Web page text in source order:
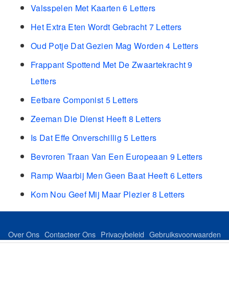
Valsspelen Met Kaarten 6 Letters
Het Extra Eten Wordt Gebracht 7 Letters
Oud Potje Dat Gezien Mag Worden 4 Letters
Frappant Spottend Met De Zwaartekracht 9
Letters
Eetbare Componist 5 Letters
Zeeman Die Dienst Heeft 8 Letters
Is Dat Effe Onverschillig 5 Letters
Bevroren Traan Van Een Europeaan 9 Letters
Ramp Waarbij Men Geen Baat Heeft 6 Letters
Kom Nou Geef Mij Maar Plezier 8 Letters
Over Ons Contacteer Ons Privacybeleid Gebruiksvoorwaarden